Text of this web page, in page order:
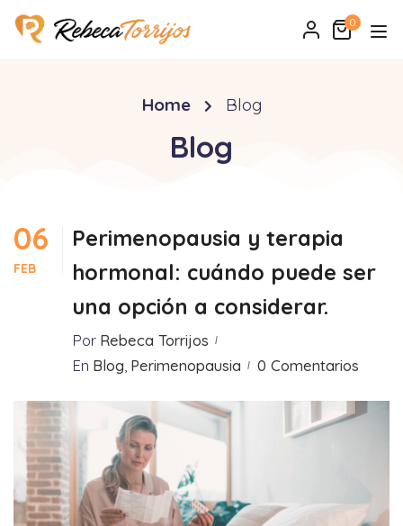
0
Home Blog
Blog
06
FEB
Perimenopausia y terapia
hormonal: cuándo puede ser
una opción a considerar.
Por Rebeca Torrijos
En Blog Perimenopausia 0 Comentarios